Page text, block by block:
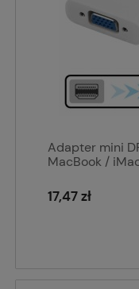
Adapter mini
MacBook /
17,47 zł